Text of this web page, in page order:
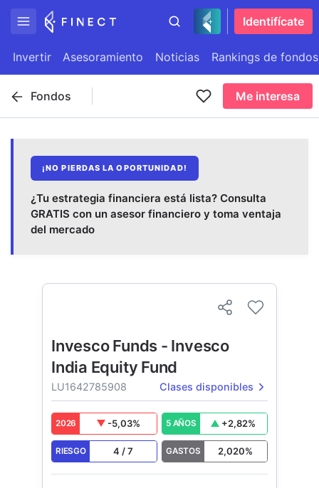
Identifícate
Invertir Asesoramiento Noticias Rankings de fondos
Fondos Me interesa
¡NO PIERDAS LA OPORTUNIDAD!
¿Tu estrategia financiera está lista? Consulta
GRATIS con un asesor financiero y toma ventaja
del mercado
Invesco Funds - Invesco
India Equity Fund
LU1642785908 Clases disponibles
2026 -5,03% 5 AÑOS +2,82%
RIESGO 4 /7 GASTOS 2,020%